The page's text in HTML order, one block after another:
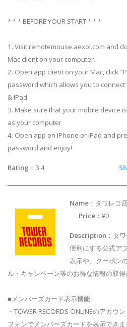
* * * BEFORE YOUR START * * *
1. Visit remotemouse.aexol.com and
Mac client on your computer.
2. Open app client on your Mac, click
password which allows you to
& iPad
3. Make sure that your mobile device
as your computer
4. Open app on iPhone or iPad and
password and enjoy!
Rating ：3.4
Name ：タ
Price ：¥0
Description ：タ
便利にする公式ア
表示や、クーポン
ル・キャンペーン等のお得な情報の取得
■メンバーズカード表示機能
・TOWER RECORDS ONLINEのアカウ
フォンでメンバーズカードを表示できま